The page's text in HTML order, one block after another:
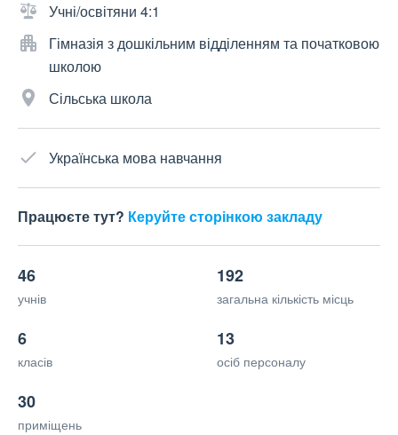
Учні/освітяни 4:1
Гімназія з дошкільним відділенням та початковою
школою
Сільська школа
Українська мова навчання
Працюєте тут? Керуйте сторінкою закладу
46
учнів
192
загальна кількість місць
6
класів
13
осіб персоналу
30
приміщень